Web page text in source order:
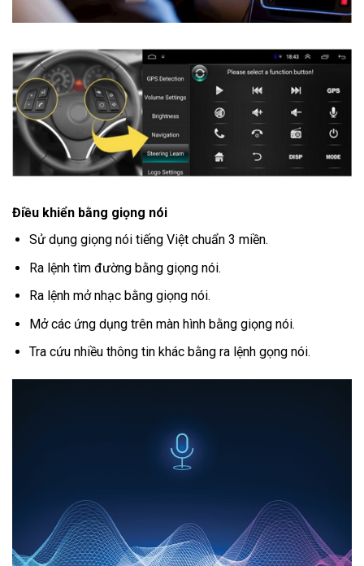
Điều khiển bằng giọng nói
Sử dụng giọng nói tiếng Việt chuẩn 3 miền.
Ra lệnh tìm đường bằng giọng nói.
Ra lệnh mở nhạc bằng giọng nói.
Mở các ứng dụng trên màn hình bằng giọng nói.
Tra cứu nhiều thông tin khác bằng ra lệnh gọng nói.